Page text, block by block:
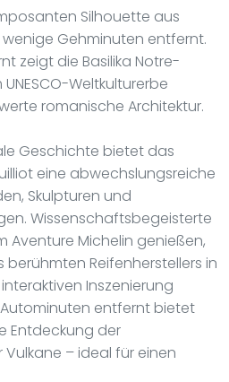
Silhouette aus
Gehminuten entfernt.
zeigt die Basilika Notre-
Weltkulturerbe
romanische Architektur.
Geschichte bietet das
eine abwechslungsreiche
Skulpturen und
Wissenschaftsbegeisterte
Aventure Michelin genießen,
Reifenherstellers in
Inszenierung
entfernt bietet
Entdeckung der
– ideal für einen